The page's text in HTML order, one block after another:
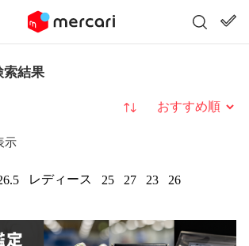
索結果
示
並び替え
レディース 25 27 23
26